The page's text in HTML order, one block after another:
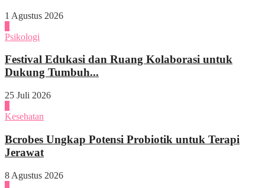
1 Agustus 2026
Psikologi
Festival Edukasi dan Ruang Kolaborasi untuk
Dukung Tumbuh...
25 Juli 2026
Kesehatan
Bcrobes Ungkap Potensi Probiotik untuk Terapi
Jerawat
8 Agustus 2026